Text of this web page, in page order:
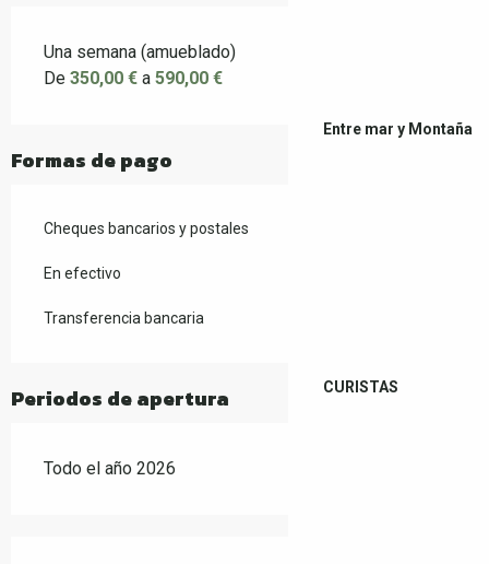
Entre mar y Montaña
CURISTAS
Una semana (amueblado)
De 350,00 € a 590,00 €
Formas de pago
Cheques bancarios y postales
En efectivo
Transferencia bancaria
Periodos de apertura
Todo el año 2026